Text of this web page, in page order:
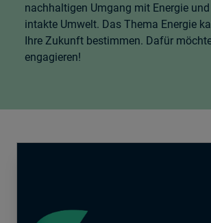
nachhaltigen Umgang mit Energie
intakte Umwelt. Das Thema Energie
Ihre Zukunft bestimmen. Dafür
engagieren!